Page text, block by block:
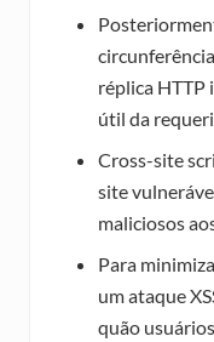
réplica HTTP
útil da
Cross-site
site
maliciosos
Para
um ataque
quão